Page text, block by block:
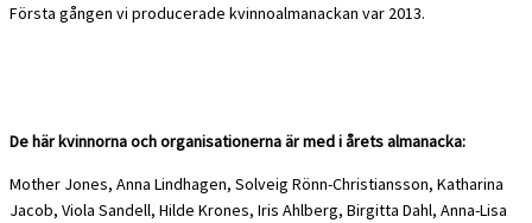
Första gången vi producerade kvinnoalmanackan var 2013.
De här kvinnorna och organisationerna är med i årets almanacka:
Mother Jones, Anna Lindhagen, Solveig Rönn-Christiansson, Katharina
Jacob, Viola Sandell, Hilde Krones, Iris Ahlberg, Birgitta Dahl, Anna-Lisa